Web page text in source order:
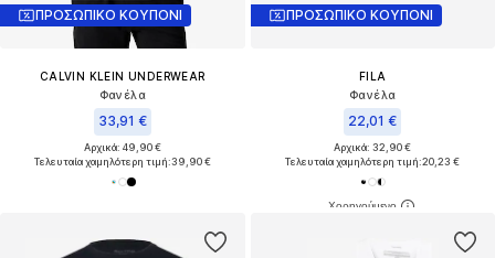
ΠΡΟΣΩΠΙΚΟ ΚΟΥΠΟΝΙ
CALVIN KLEIN UNDERWEAR
Φανέλα
33,91 €
Αρχικά: 49,90 €
Τελευταία χαμηλότερη τιμή:39,90 €
ΠΡΟΣΩΠΙΚΟ ΚΟΥΠΟΝΙ
FILA
Φανέλα
22,01 €
Αρχικά: 32,90 €
Τελευταία χαμηλότερη τιμή:20,23 €